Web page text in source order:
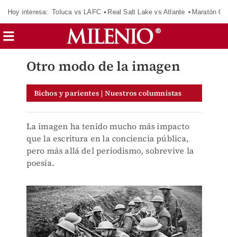
Hoy interesa: Toluca vs LAFC Real Salt Lake vs Atlante Maratón
Otro modo de la imagen
Bichos y parientes | Nuestros columnistas
La imagen ha tenido mucho más impacto
que la escritura en la conciencia pública,
pero más allá del periodismo, sobrevive la
poesía.